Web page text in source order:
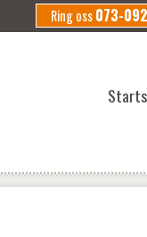
Ring oss073-